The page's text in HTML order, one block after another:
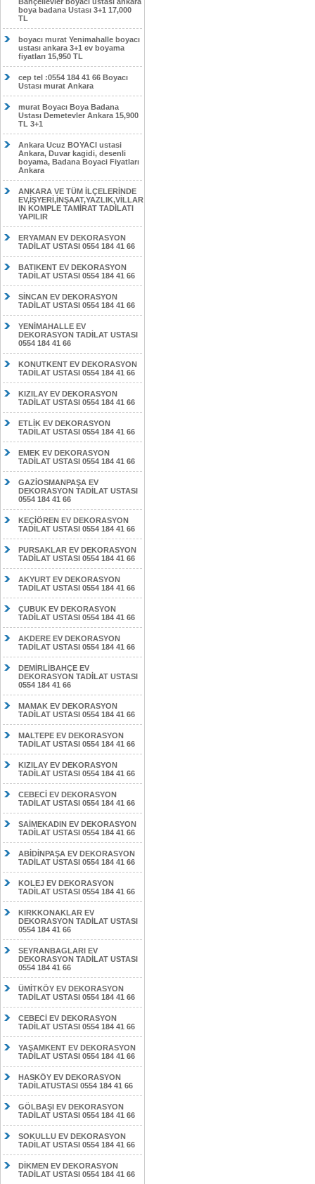
boya badana Ustası 3+1 17,000
TL
boyacı murat Yenimahalle boyacı
ustası ankara 3+1 ev boyama
fiyatları 15,950 TL
cep tel :0554 184 41 66 Boyacı
Ustası murat Ankara
murat Boyacı Boya Badana
Ustası Demetevler Ankara 15,900
TL 3+1
Ankara Ucuz BOYACI ustasi
Ankara, Duvar kagidi, desenli
boyama, Badana Boyaci Fiyatları
Ankara
ANKARA VE TÜM İLÇELERİNDE
EV,İŞYERİ,İNŞAAT,YAZLIK,VİLLAR
IN KOMPLE TAMİRAT TADİLATI
YAPILIR
ERYAMAN EV DEKORASYON
TADİLAT USTASI 0554 184 41 66
BATIKENT EV DEKORASYON
TADİLAT USTASI 0554 184 41 66
SİNCAN EV DEKORASYON
TADİLAT USTASI 0554 184 41 66
YENİMAHALLE EV
DEKORASYON TADİLAT USTASI
0554 184 41 66
KONUTKENT EV DEKORASYON
TADİLAT USTASI 0554 184 41 66
KIZILAY EV DEKORASYON
TADİLAT USTASI 0554 184 41 66
ETLİK EV DEKORASYON
TADİLAT USTASI 0554 184 41 66
EMEK EV DEKORASYON
TADİLAT USTASI 0554 184 41 66
GAZİOSMANPAŞA EV
DEKORASYON TADİLAT USTASI
0554 184 41 66
KEÇİÖREN EV DEKORASYON
TADİLAT USTASI 0554 184 41 66
PURSAKLAR EV DEKORASYON
TADİLAT USTASI 0554 184 41 66
AKYURT EV DEKORASYON
TADİLAT USTASI 0554 184 41 66
ÇUBUK EV DEKORASYON
TADİLAT USTASI 0554 184 41 66
AKDERE EV DEKORASYON
TADİLAT USTASI 0554 184 41 66
DEMİRLİBAHÇE EV
DEKORASYON TADİLAT USTASI
0554 184 41 66
MAMAK EV DEKORASYON
TADİLAT USTASI 0554 184 41 66
MALTEPE EV DEKORASYON
TADİLAT USTASI 0554 184 41 66
KIZILAY EV DEKORASYON
TADİLAT USTASI 0554 184 41 66
CEBECİ EV DEKORASYON
TADİLAT USTASI 0554 184 41 66
SAİMEKADIN EV DEKORASYON
TADİLAT USTASI 0554 184 41 66
ABİDİNPAŞA EV DEKORASYON
TADİLAT USTASI 0554 184 41 66
KOLEJ EV DEKORASYON
TADİLAT USTASI 0554 184 41 66
KIRKKONAKLAR EV
DEKORASYON TADİLAT USTASI
0554 184 41 66
SEYRANBAGLARI EV
DEKORASYON TADİLAT USTASI
0554 184 41 66
ÜMİTKÖY EV DEKORASYON
TADİLAT USTASI 0554 184 41 66
CEBECİ EV DEKORASYON
TADİLAT USTASI 0554 184 41 66
YAŞAMKENT EV DEKORASYON
TADİLAT USTASI 0554 184 41 66
HASKÖY EV DEKORASYON
TADİLATUSTASI 0554 184 41 66
GÖLBAŞI EV DEKORASYON
TADİLAT USTASI 0554 184 41 66
SOKULLU EV DEKORASYON
TADİLAT USTASI 0554 184 41 66
DİKMEN EV DEKORASYON
TADİLAT USTASI 0554 184 41 66